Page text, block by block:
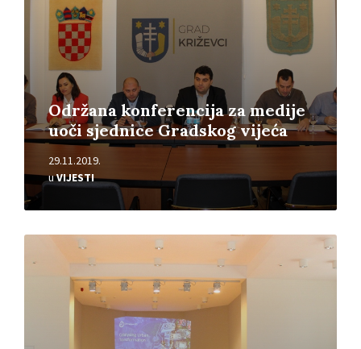
Održana konferencija za medije
uoči sjednice Gradskog vijeća
29.11.2019.
uVIJESTI
Pročitajte